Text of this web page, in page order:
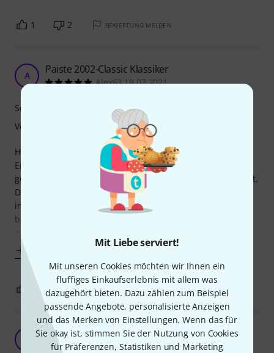
Mit Liebe serviert!
Mit unseren Cookies möchten wir Ihnen ein
fluffiges Einkaufserlebnis mit allem was
dazugehört bieten. Dazu zählen zum Beispiel
passende Angebote, personalisierte Anzeigen
und das Merken von Einstellungen. Wenn das für
Sie okay ist, stimmen Sie der Nutzung von Cookies
für Präferenzen, Statistiken und Marketing
1 2 BEWERTUNG MELDEN
A Paiste 2002-Classic Klassiker
Alex63 19.07.2021
Habe das Paiste 2002 Classic Crash in 16" kürzlich als
Ergänzung zum 18er bestellt, welches ich im Vorjahr
gekauft hatte und dafür ein Paiste 502er 16" Crash verkauft.
Die beiden Becken passen sehr gut zusammen und ich bin
im Endeffekt wirklich sehr zufrieden mit dem Sound. Wie
beim 18er anfänglich irgendwie anders als erwartet, aber
Sound
Verarbeitung
0 BEWERTUNG MELDEN
2002er eben...
Hardy1991 14.01.2021